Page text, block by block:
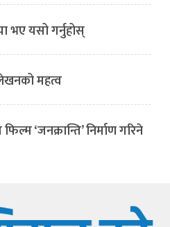
भए यसो गर्नुहोस्
महत्व
‘जनक्रान्ति’ निर्माण गरिने